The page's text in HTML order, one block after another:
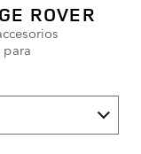
ROVER